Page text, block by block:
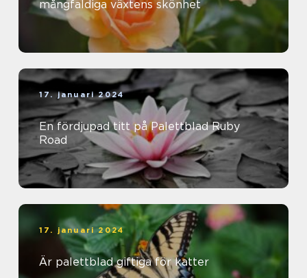
mångfaldiga växtens skönhet
17. januari 2024
En fördjupad titt på Palettblad Ruby
Road
17. januari 2024
Är palettblad giftiga för katter